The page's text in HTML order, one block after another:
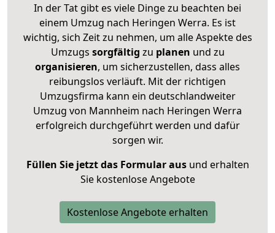
In der Tat gibt es viele Dinge zu beachten bei
einem Umzug nach Heringen Werra. Es ist
wichtig, sich Zeit zu nehmen, um alle Aspekte des
Umzugs sorgfältig zu planen und zu
organisieren, um sicherzustellen, dass alles
reibungslos verläuft. Mit der richtigen
Umzugsfirma kann ein deutschlandweiter
Umzug von Mannheim nach Heringen Werra
erfolgreich durchgeführt werden und dafür
sorgen wir.
Füllen Sie jetzt das Formular ausund erhalten
Sie kostenlose Angebote
Kostenlose Angebote erhalten